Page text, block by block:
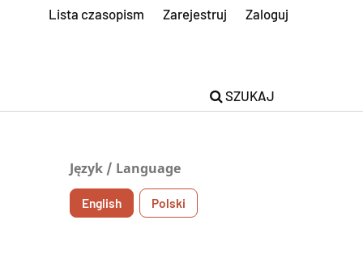
SZUKAJ
Lista czasopism Zarejestruj Zaloguj
Język / Language
English Polski